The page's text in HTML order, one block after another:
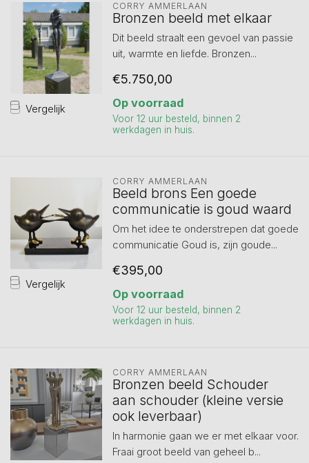
Vergelijk
CORRY AMMERLAAN
Bronzen beeld met elkaar
Dit beeld straalt een gevoel van passie
uit, warmte en liefde. Bronzen...
€5.750,00
Op voorraad
Voor 12 uur besteld, binnen 2
werkdagen in huis.
Vergelijk
CORRY AMMERLAAN
Beeld brons Een goede
communicatie is goud waard
Om het idee te onderstrepen dat goede
communicatie Goud is, zijn goude...
€395,00
Op voorraad
Voor 12 uur besteld, binnen 2
werkdagen in huis.
CORRY AMMERLAAN
Bronzen beeld Schouder
aan schouder (kleine versie
ook leverbaar)
In harmonie gaan we er met elkaar voor.
Fraai groot beeld van geheel b...